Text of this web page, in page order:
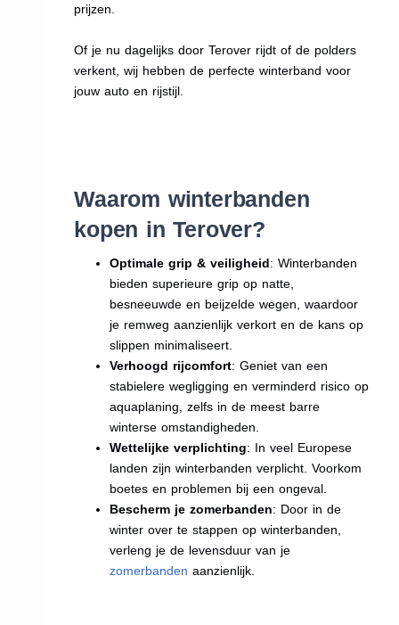
prijzen.
Of je nu dagelijks door Terover rijdt of de polders
verkent, wij hebben de perfecte winterband voor
jouw auto en rijstijl.
Waarom winterbanden
kopen in Terover?
Optimale grip & veiligheid: Winterbanden
bieden superieure grip op natte,
besneeuwde en beijzelde wegen, waardoor
je remweg aanzienlijk verkort en de kans op
slippen minimaliseert.
Verhoogd rijcomfort: Geniet van een
stabielere wegligging en verminderd risico op
aquaplaning, zelfs in de meest barre
winterse omstandigheden.
Wettelijke verplichting: In veel Europese
landen zijn winterbanden verplicht. Voorkom
boetes en problemen bij een ongeval.
Bescherm je zomerbanden: Door in de
winter over te stappen op winterbanden,
verleng je de levensduur van je
zomerbanden aanzienlijk.